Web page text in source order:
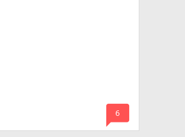
mode_comment
6